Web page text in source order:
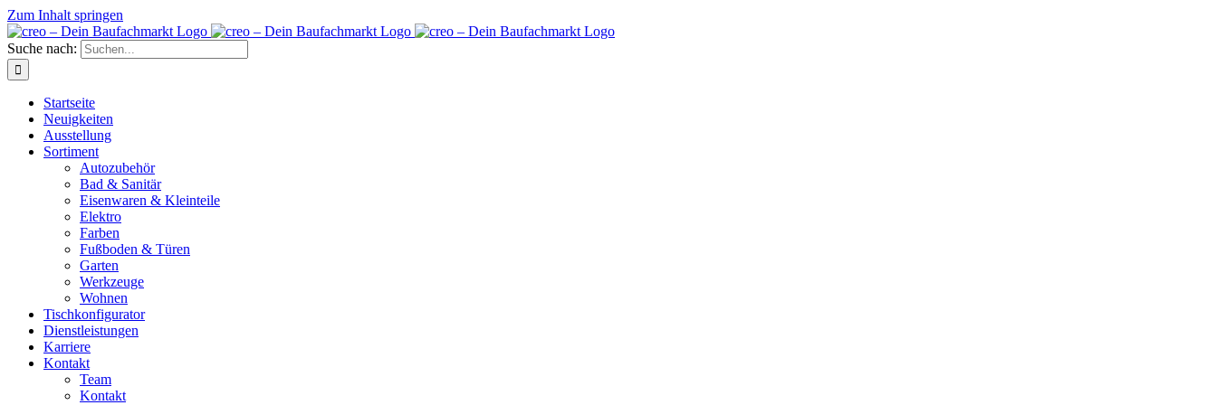
Zum Inhalt springen
Suche nach:
Startseite
Neuigkeiten
Ausstellung
Sortiment
Autozubehör
Bad & Sanitär
Eisenwaren & Kleinteile
Elektro
Farben
Fußboden & Türen
Garten
Werkzeuge
Wohnen
Tischkonfigurator
Dienstleistungen
Karriere
Kontakt
Team
Kontakt